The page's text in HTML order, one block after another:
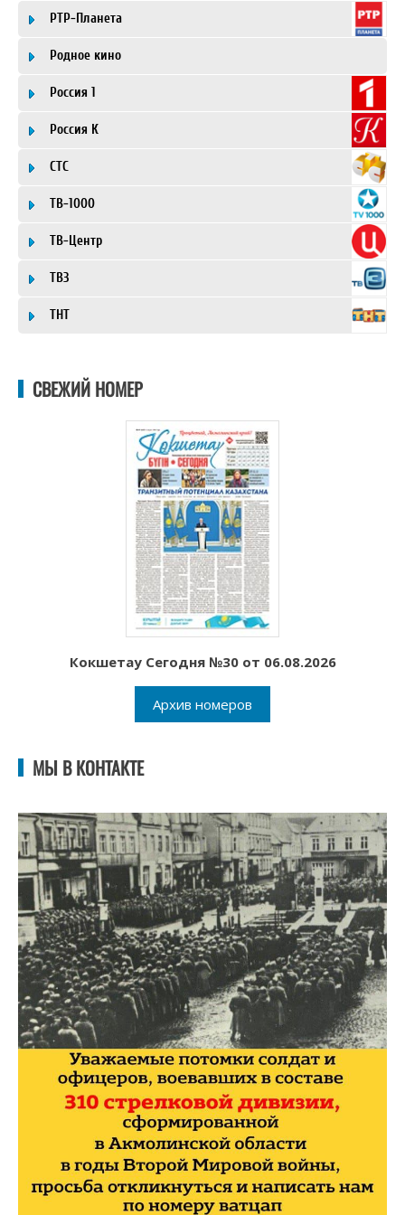
РТР-Планета
Родное кино
Россия 1
Россия К
СТС
ТВ-1000
ТВ-Центр
ТВ3
ТНТ
СВЕЖИЙ НОМЕР
Кокшетау Сегодня №30 от 06.08.2026
Архив номеров
МЫ В КОНТАКТЕ